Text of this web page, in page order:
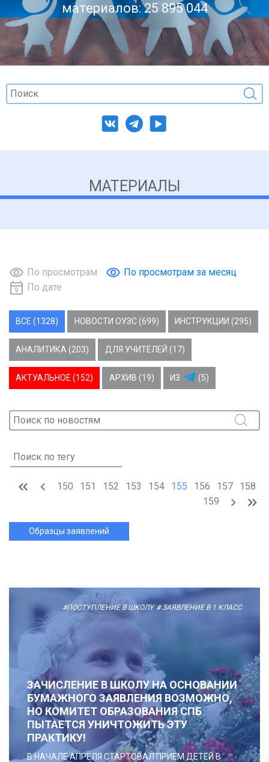
материалов: 25 895 044
МАТЕРИАЛЫ
По просмотрам
По просмотрам за месяц
По дате
ВСЕ (1328) НОВОСТИ ОУЗС (699) ИНСТРУКЦИИ (295)
АНАЛИТИКА (203) ДЛЯ УЧИТЕЛЕЙ (17)
АКТУАЛЬНОЕ (152) АРХИВ (19) ИЗ (5)
150 151 152 153 154 155 156 157
158
159
Образцы заявлений
#ПОСТУПЛЕНИЕ В ШКОЛУ # ЗАЯВЛЕНИЕ В 1 КЛАСС
ЗАЧИСЛЕНИЕ В ШКОЛУ НА ОСНОВАНИИ
БУМАЖНОГО ЗАЯВЛЕНИЯ ВОЗМОЖНО,
НО КОМИТЕТ ОБРАЗОВАНИЯ СПБ
ПЫТАЕТСЯ УНИЧТОЖИТЬ ЭТУ
ПРАКТИКУ!
В НАЧАЛЕ АПРЕЛЯ СТАРТОВАЛ ПРИЕМ ДЕТЕЙ В